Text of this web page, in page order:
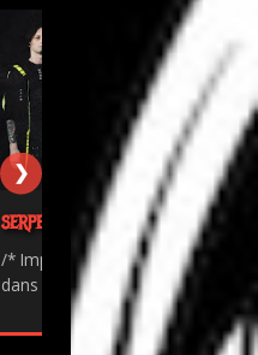
SERPENTS - "PAINKILLER"
/* Import des polices directement
dans l'article Blogger */...
❯